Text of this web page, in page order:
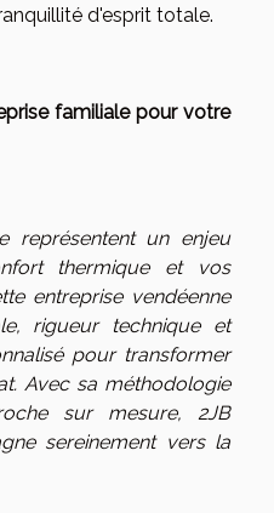
d'esprit totale.
familiale pour votre
représentent un enjeu
thermique et vos
entreprise vendéenne
rigueur technique et
pour transformer
Avec sa méthodologie
sur mesure, 2JB
sereinement vers la